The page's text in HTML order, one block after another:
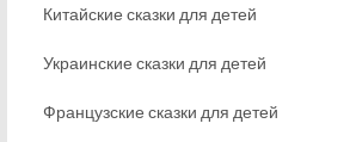
Китайские сказки для детей
Украинские сказки для детей
Французские сказки для детей